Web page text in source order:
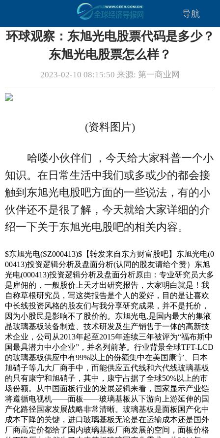
导航
环球观察：东旭光电股票代码是多少？
东旭光电股票怎么样？
2023-02-10 08:15:50 来源: 第一商业网
(资料图片)
哈喽小伙伴们 ，今天给大家科普一个小
知识。在日常生活中我们或多或少的都会接
触到东旭光电股吧方面的一些说法，有的小
伙伴还不是很了解，今天就给大家详细的介
绍一下关于东旭光电股吧的相关内容。
$东旭光电(SZ000413)$【转发来自东方财富股吧】东旭光电(0
00413)投资逻辑分析及盘面分析(认同的股友请给个赞）东旭
光电(000413)投资逻辑分析及盘面分析原由：专业研究员大多
是雇佣的，一般股价上天才出研究报告，大家明白就是！我
自称草根研究员，写这类报告是个人的爱好，目的是让喜欢
中长线投资风格的股友们与我分享研究成果，并不是托价，
因为小股民是影响不了股价的。东旭光电,是国内最大的集液
晶玻璃基板装备制造、技术研发及生产销售于一体的高新技
术企业，公司从2013年起至2015年连续三年被评为“福布斯中
国最具潜力中小企业”，并名列前茅。行业背景全球TFT-LCD
的玻璃基板供应中有99%以上的份额集中在美国康宁、日本
旭硝子等几大厂商手中，而能供应五代线和六代线玻璃基板
的只有康宁和旭硝子，其中，康宁占据了全球50%以上的市
场份额。从中国面板行业的发展逻辑来看，国家显示产业链
将遵循电视机——面板——玻璃基板从下游向上游延伸的国
产化路径国家发展战略非常清晰。玻璃基板是面板国产化中
成本下降的关键，进口玻璃基板无论是在运输成本还是国外
厂商高定价都给了国内玻璃基板厂商发展的空间，面板价格